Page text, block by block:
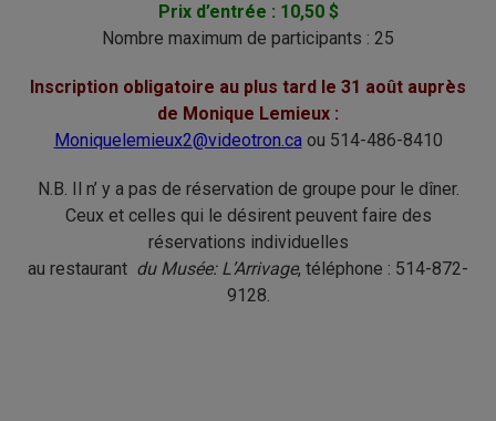
Prix d’entrée : 10,50 $
Nombre maximum de participants : 25
Inscription obligatoire au plus tard le 31 août auprès
de Monique Lemieux :
Moniquelemieux2@videotron.caou 514-486-8410
N.B. Il n’ y a pas de réservation de groupe pour le dîner.
Ceux et celles qui le désirent peuvent faire des
réservations individuelles
au restaurant du Musée: L’Arrivage, téléphone : 514-872-
9128.